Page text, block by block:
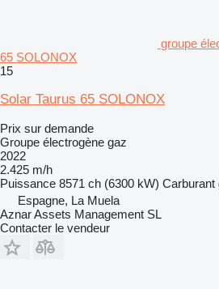
groupe
65 SOLONOX
15
Solar Taurus 65 SOLONOX
Prix sur demande
Groupe électrogène gaz
2022
2.425 m/h
Puissance 8571 ch (6300 kW) Carburant
Espagne, La Muela
Aznar Assets Management SL
Contacter le vendeur